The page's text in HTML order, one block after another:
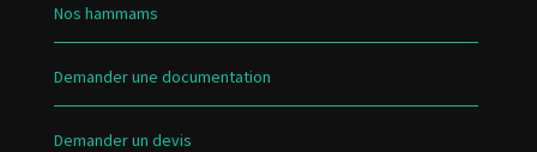
Nos hammams
Demander une documentation
Demander un devis